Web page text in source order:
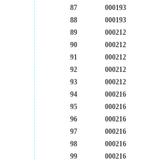
87
000193
88
000193
89
000212
90
000212
91
000212
92
000212
93
000212
94
000216
95
000216
96
000216
97
000216
98
000216
99
000216